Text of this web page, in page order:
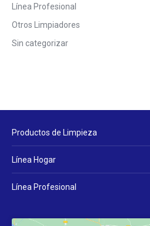
Línea Profesional
Otros Limpiadores
Sin categorizar
Productos de Limpieza
Línea Hogar
Línea Profesional